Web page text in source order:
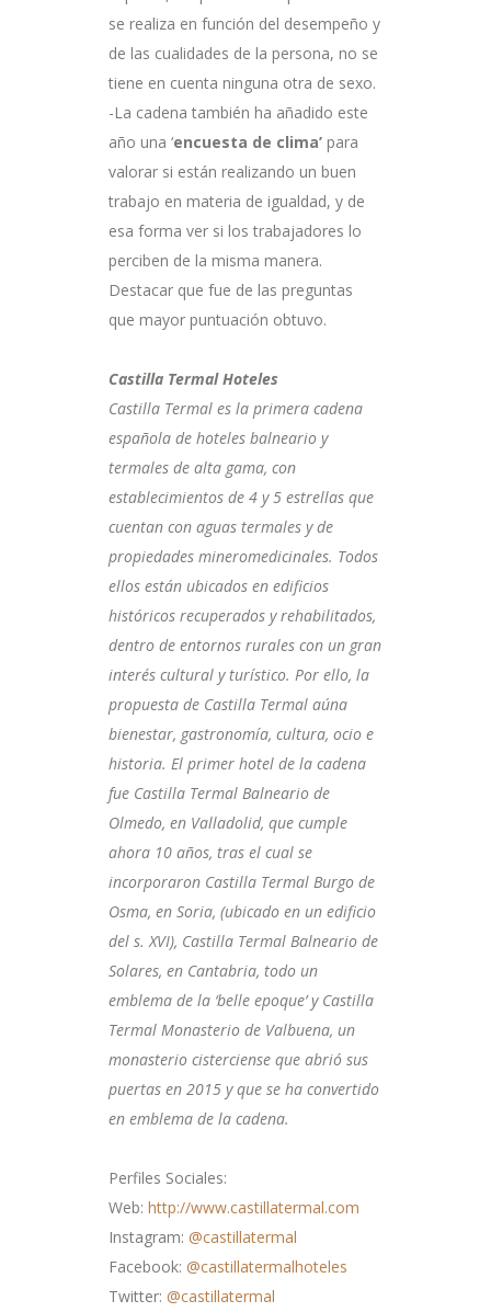
se realiza en función del desempeño y
de las cualidades de la persona, no se
tiene en cuenta ninguna otra de sexo.
-La cadena también ha añadido este
año una ‘encuesta de clima’ para
valorar si están realizando un buen
trabajo en materia de igualdad, y de
esa forma ver si los trabajadores lo
perciben de la misma manera.
Destacar que fue de las preguntas
que mayor puntuación obtuvo.
Castilla Termal Hoteles
Castilla Termal es la primera cadena
española de hoteles balneario y
termales de alta gama, con
establecimientos de 4 y 5 estrellas que
cuentan con aguas termales y de
propiedades mineromedicinales. Todos
ellos están ubicados en edificios
históricos recuperados y rehabilitados,
dentro de entornos rurales con un gran
interés cultural y turístico. Por ello, la
propuesta de Castilla Termal aúna
bienestar, gastronomía, cultura, ocio e
historia. El primer hotel de la cadena
fue Castilla Termal Balneario de
Olmedo, en Valladolid, que cumple
ahora 10 años, tras el cual se
incorporaron Castilla Termal Burgo de
Osma, en Soria, (ubicado en un edificio
del s. XVI), Castilla Termal Balneario de
Solares, en Cantabria, todo un
emblema de la ‘belle epoque’ y Castilla
Termal Monasterio de Valbuena, un
monasterio cisterciense que abrió sus
puertas en 2015 y que se ha convertido
en emblema de la cadena.
Perfiles Sociales:
Web: http://www.castillatermal.com
Instagram: @castillatermal
Facebook: @castillatermalhoteles
Twitter: @castillatermal